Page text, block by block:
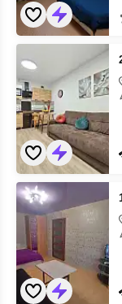
2х-
комнатная
квартира
Лескова
44
1-
комнатная
квартира
Ямская